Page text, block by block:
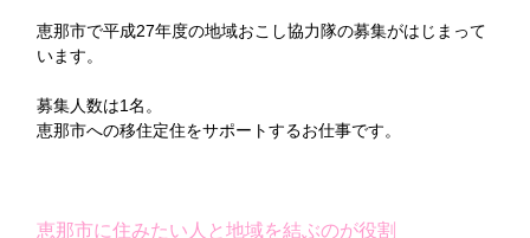
恵那市で平成27年度の地域おこし協力隊の募集がはじまって
います。
募集人数は1名。
恵那市への移住定住をサポートするお仕事です。
恵那市に住みたい人と地域を結ぶのが役割